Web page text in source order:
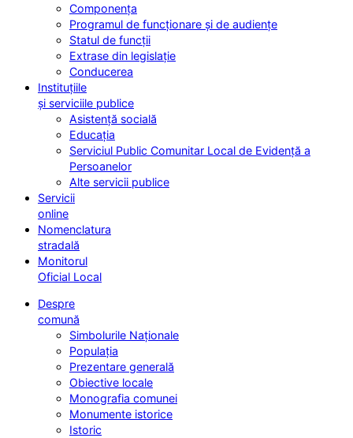
Componența
Programul de funcționare și de audiențe
Statul de funcții
Extrase din legislație
Conducerea
Instituțiile
și serviciile publice
Asistență socială
Educația
Serviciul Public Comunitar Local de Evidență a
Persoanelor
Alte servicii publice
Servicii
online
Nomenclatura
stradală
Monitorul
Oficial Local
Despre
comună
Simbolurile Naționale
Populația
Prezentare generală
Obiective locale
Monografia comunei
Monumente istorice
Istoric